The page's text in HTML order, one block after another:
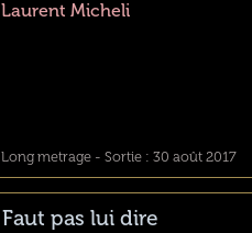
Laurent Micheli
Long metrage - Sortie : 30 août 2017
Faut pas lui dire